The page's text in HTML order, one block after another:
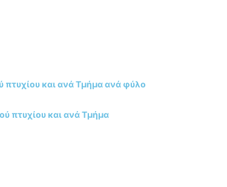
και ανά Τμήμα ανά φύλο
πτυχίου και ανά Τμήμα